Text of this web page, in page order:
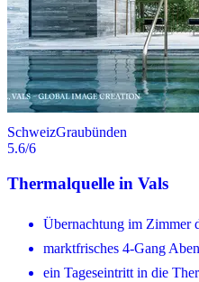
SchweizGraubünden
5.6/6
Thermalquelle in Vals
Übernachtung im Zimmer
marktfrisches 4-Gang
ein Tageseintritt in die